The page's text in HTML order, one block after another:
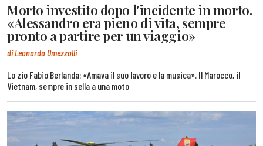
Morto investito dopo l'incidente in morto.
«Alessandro era pieno di vita, sempre
pronto a partire per un viaggio»
di Leonardo Omezzolli
Lo zio Fabio Berlanda: «Amava il suo lavoro e la musica». Il Marocco, il
Vietnam, sempre in sella a una moto